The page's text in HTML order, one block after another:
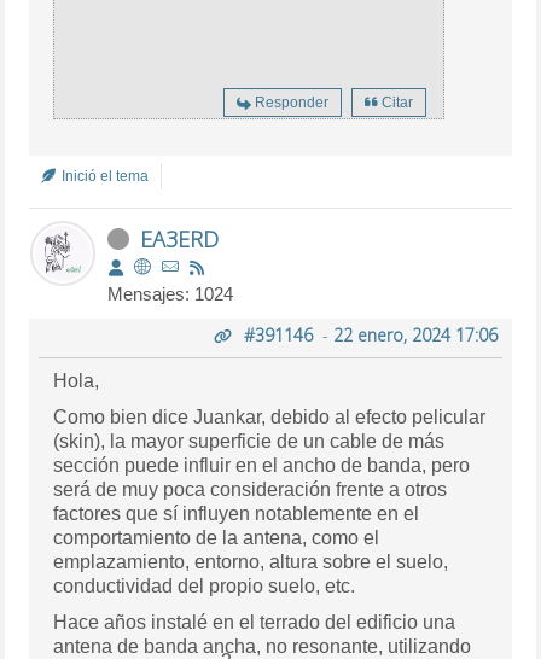
Responder Citar
Inició el tema
EA3ERD
Mensajes: 1024
#391146- 22 enero, 2024 17:06
Hola,
Como bien dice Juankar, debido al efecto pelicular
(skin), la mayor superficie de un cable de más
sección puede influir en el ancho de banda, pero
será de muy poca consideración frente a otros
factores que sí influyen notablemente en el
comportamiento de la antena, como el
emplazamiento, entorno, altura sobre el suelo,
conductividad del propio suelo, etc.
Hace años instalé en el terrado del edificio una
antena de banda ancha, no resonante, utilizando